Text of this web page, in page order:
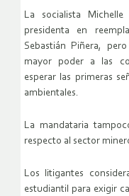
La socialista
presidenta en
Sebastián Piñera,
mayor poder a las
esperar las primeras
ambientales.
La mandataria
respecto al sector
Los litigantes
estudiantil para exigir